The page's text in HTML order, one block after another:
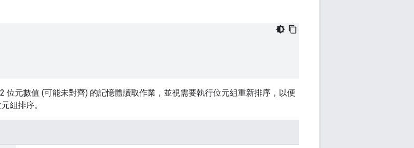
位元數值 (可能未對齊) 的記憶體讀取作業，並視需要執行位元組重新排序，以便
組排序。